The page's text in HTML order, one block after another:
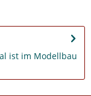
ist im Modellbau